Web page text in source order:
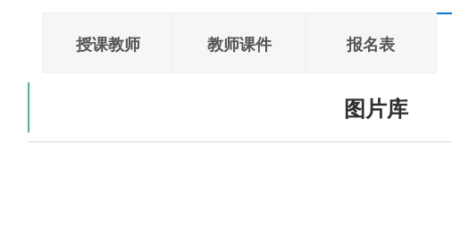
授课教师 教师课件 报名表
图片库